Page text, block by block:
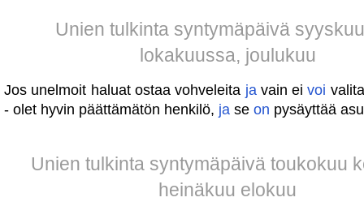
Unien tulkinta syntymäpäivä
lokakuussa, joulukuu
Jos unelmoit haluat ostaa vohveleita javain eivoi
- olet hyvin päättämätön henkilö, ja se on pysäyttää
Unien tulkinta syntymäpäivä toukokuu
heinäkuu elokuu